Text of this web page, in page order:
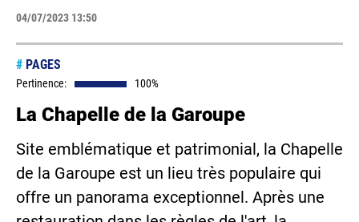
04/07/2023 13:50
# PAGES
Pertinence: 100%
La Chapelle de la Garoupe
Site emblématique et patrimonial, la Chapelle
de la Garoupe est un lieu très populaire qui
offre un panorama exceptionnel. Après une